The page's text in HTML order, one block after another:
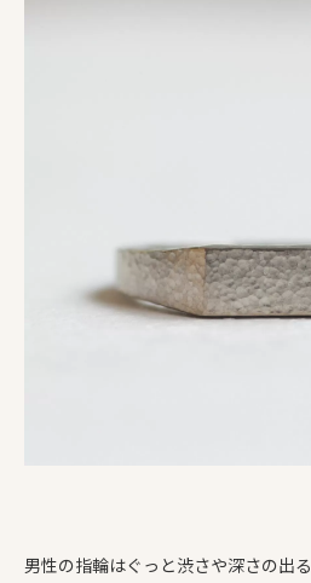
男性の指輪はぐっと渋さや深さの出る